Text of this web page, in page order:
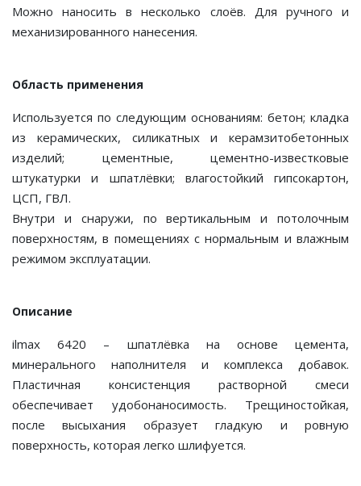
Можно наносить в несколько слоёв. Для ручного и
механизированного нанесения.
Область применения
Используется по следующим основаниям: бетон; кладка
из керамических, силикатных и керамзитобетонных
изделий; цементные, цементно-известковые
штукатурки и шпатлёвки; влагостойкий гипсокартон,
ЦСП, ГВЛ.
Внутри и снаружи, по вертикальным и потолочным
поверхностям, в помещениях с нормальным и влажным
режимом эксплуатации.
Описание
ilmax 6420 – шпатлёвка на основе цемента,
минерального наполнителя и комплекса добавок.
Пластичная консистенция растворной смеси
обеспечивает удобонаносимость. Трещиностойкая,
после высыхания образует гладкую и ровную
поверхность, которая легко шлифуется.